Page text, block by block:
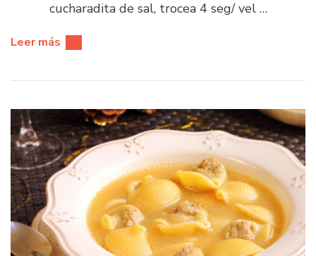
cucharadita de sal, trocea 4 seg/ vel …
Leer más